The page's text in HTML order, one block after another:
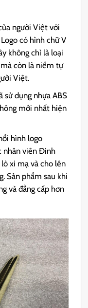
người Việt với
có hình chữ V
không chỉ là loại
còn là niềm tự
Việt.
sử dụng nhựa ABS
mới nhất hiện
hình logo
nhân viên Đinh
xi mạ và cho lên
Sản phẩm sau khi
và đẳng cấp hơn